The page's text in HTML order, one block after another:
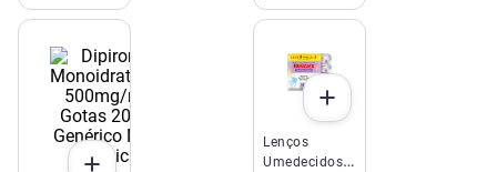
Lenços
Umedecidos